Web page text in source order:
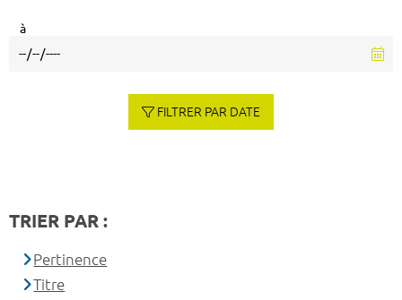
à
FILTRER PAR DATE
TRIER PAR :
Pertinence
Titre